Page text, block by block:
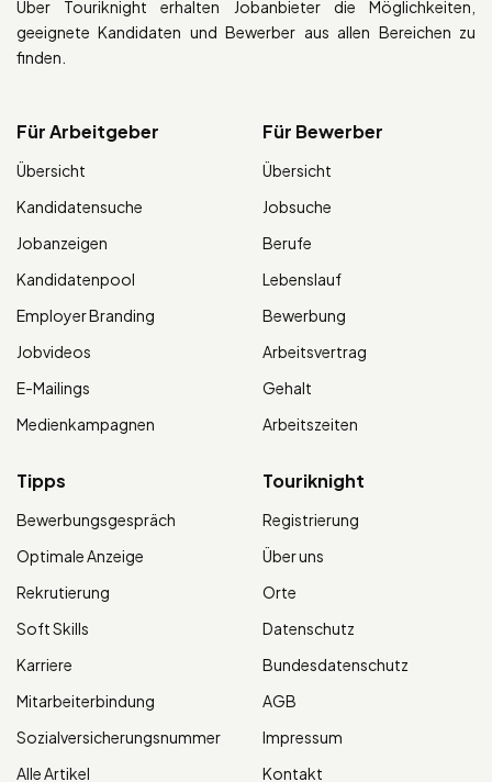
Über Touriknight erhalten Jobanbieter die Möglichkeiten,
geeignete Kandidaten und Bewerber aus allen Bereichen zu
finden.
Für Arbeitgeber
Übersicht
Kandidatensuche
Jobanzeigen
Kandidatenpool
Employer Branding
Jobvideos
E-Mailings
Medienkampagnen
Für Bewerber
Übersicht
Jobsuche
Berufe
Lebenslauf
Bewerbung
Arbeitsvertrag
Gehalt
Arbeitszeiten
Tipps
Bewerbungsgespräch
Optimale Anzeige
Rekrutierung
Soft Skills
Karriere
Mitarbeiterbindung
Sozialversicherungsnummer
Alle Artikel
Touriknight
Registrierung
Über uns
Orte
Datenschutz
Bundesdatenschutz
AGB
Impressum
Kontakt